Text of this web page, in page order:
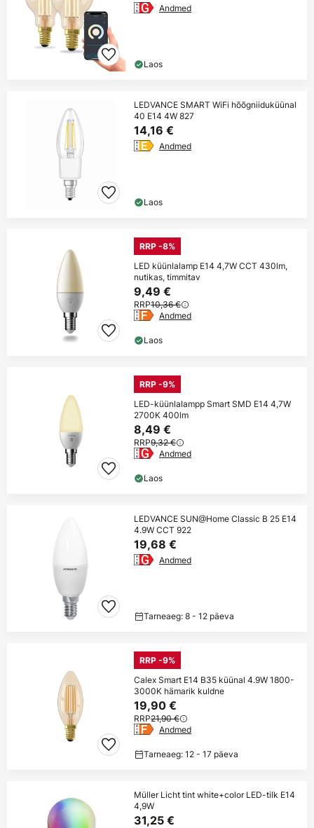
Andmed
Laos
LEDVANCE SMART WiFi hõõgniiduküünal
40 E14 4W 827
14,16 €
Andmed
Laos
RRP -8%
LED küünlalamp E14 4,7W CCT 430lm,
nutikas, timmitav
9,49 €
RRP10,36 €
Andmed
Laos
RRP -9%
LED-küünlalampp Smart SMD E14 4,7W
2700K 400lm
8,49 €
RRP9,32 €
Andmed
Laos
LEDVANCE SUN@Home Classic B 25 E14
4.9W CCT 922
19,68 €
Andmed
Tarneaeg: 8 - 12 päeva
RRP -9%
Calex Smart E14 B35 küünal 4.9W 1800-
3000K hämarik kuldne
19,90 €
RRP21,90 €
Andmed
Tarneaeg: 12 - 17 päeva
Müller Licht tint white+color LED-tilk E14
4,9W
31,25 €